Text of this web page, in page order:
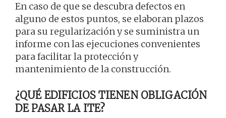
En caso de que se descubra defectos en
alguno de estos puntos, se elaboran plazos
para su regularización y se suministra un
informe con las ejecuciones convenientes
para facilitar la protección y
mantenimiento de la construcción.
¿QUÉ EDIFICIOS TIENEN OBLIGACIÓN
DE PASAR LA ITE?